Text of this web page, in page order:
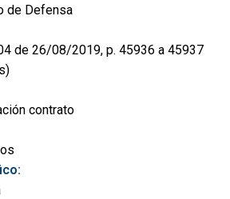
de Defensa
de 26/08/2019, p. 45936 a 45937
contrato